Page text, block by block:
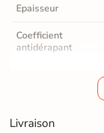
Epaisseur
Coefficient
antidérapant
Livraison